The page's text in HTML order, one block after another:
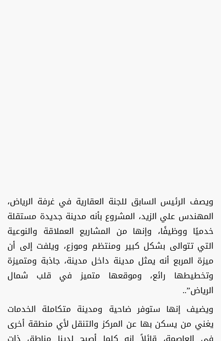
ويصف الرئيس السابق للجنة العقارية في غرفة الرياض،
المهندس علي الزيد، المشروع بأنه مدينة جديدة مستقلة
خدميًا ووظيفًا، وإنها من المشاريع العملاقة والنوعية
التي تتوالى بشكل كبير ومنتظم وموزع، ويلفت إلى أن
ميزة المربع أنه يمثل مدينة داخل مدينة، جاذبة ومتميزة
وتخطيطها رائع، وموقعها متميز في قلب شمال
الرياض”..
ويضيف إنها ستوفر ضاحية ومدينة متكاملة الخدمات
يغني من يسكن بها عن المركز والتنقل لأي منطقة أخرى